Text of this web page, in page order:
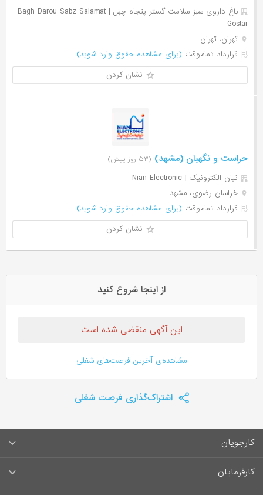
باغ داروی سبز سلامت گستر پنجاه چهل | Bagh Darou Sabz Salamat
Gostar
تهران، تهران
قرارداد تمام‌وقت (برای مشاهده حقوق وارد شوید)
نشان کردن
حراست و نگهبان (مشهد) (۵۳ روز پیش)
نيان الكترونيک | Nian Electronic
خراسان رضوی، مشهد
قرارداد تمام‌وقت (برای مشاهده حقوق وارد شوید)
نشان کردن
از اینجا شروع کنید
این آگهی منقضی شده است
مشاهده‌ی آخرین فرصت‌های شغلی
اشتراک‌گذاری فرصت شغلی
کارجویان
سوالات متداول کارجویان
کارفرمایان